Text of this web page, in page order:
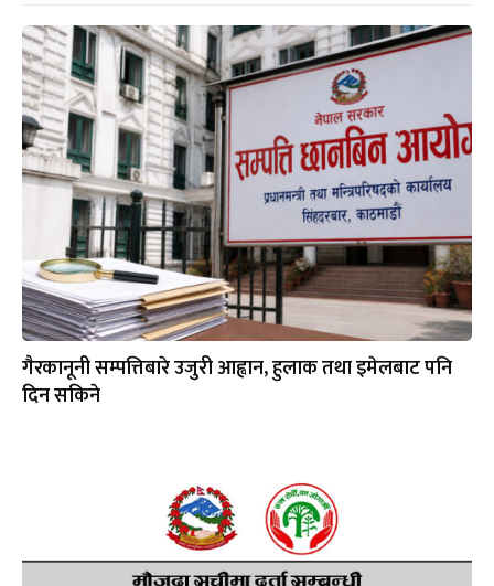
गैरकानूनी सम्पत्तिबारे उजुरी आह्वान, हुलाक तथा इमेलबाट पनि
दिन सकिने